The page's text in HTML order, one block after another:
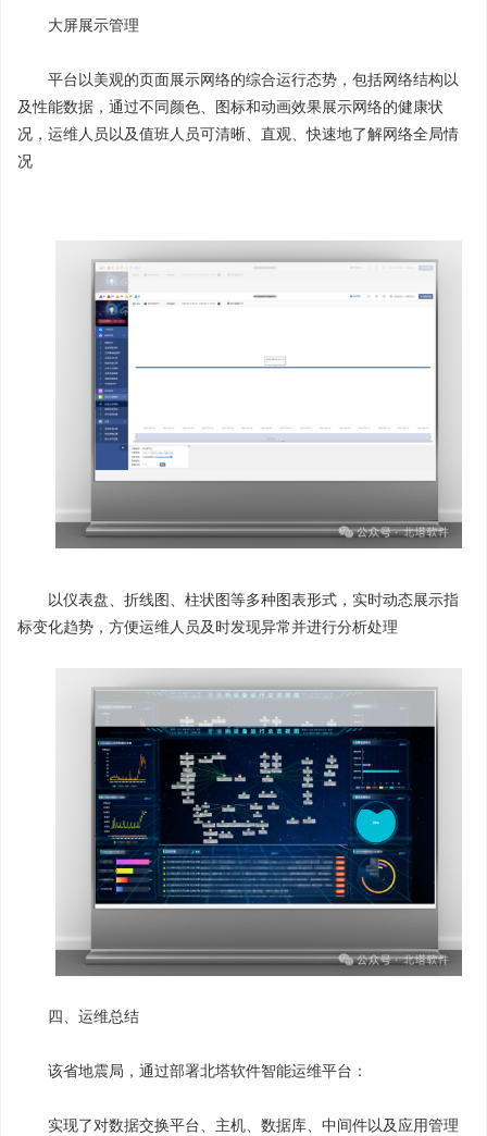
大屏展示管理
平台以美观的页面展示网络的综合运行态势，包括网络结构以
及性能数据，通过不同颜色、图标和动画效果展示网络的健康状
况，运维人员以及值班人员可清晰、直观、快速地了解网络全局情
况
以仪表盘、折线图、柱状图等多种图表形式，实时动态展示指
标变化趋势，方便运维人员及时发现异常并进行分析处理
四、运维总结
该省地震局，通过部署北塔软件智能运维平台：
实现了对数据交换平台、主机、数据库、中间件以及应用管理